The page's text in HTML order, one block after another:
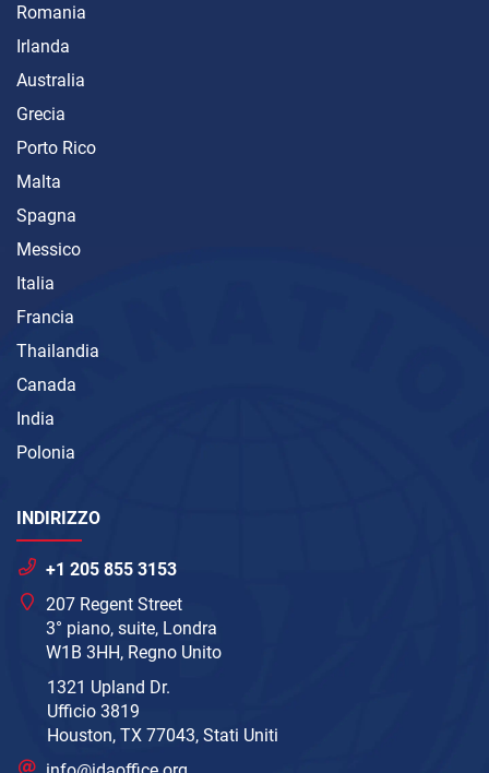
Romania
Irlanda
Australia
Grecia
Porto Rico
Malta
Spagna
Messico
Italia
Francia
Thailandia
Canada
India
Polonia
INDIRIZZO
+1 205 855 3153
207 Regent Street
3° piano, suite, Londra
W1B 3HH, Regno Unito
1321 Upland Dr.
Ufficio 3819
Houston, TX 77043, Stati Uniti